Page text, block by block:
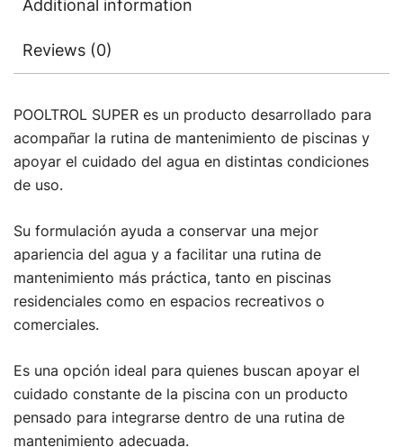
Additional information
Reviews (0)
POOLTROL SUPER es un producto desarrollado para
acompañar la rutina de mantenimiento de piscinas y
apoyar el cuidado del agua en distintas condiciones
de uso.
Su formulación ayuda a conservar una mejor
apariencia del agua y a facilitar una rutina de
mantenimiento más práctica, tanto en piscinas
residenciales como en espacios recreativos o
comerciales.
Es una opción ideal para quienes buscan apoyar el
cuidado constante de la piscina con un producto
pensado para integrarse dentro de una rutina de
mantenimiento adecuada.